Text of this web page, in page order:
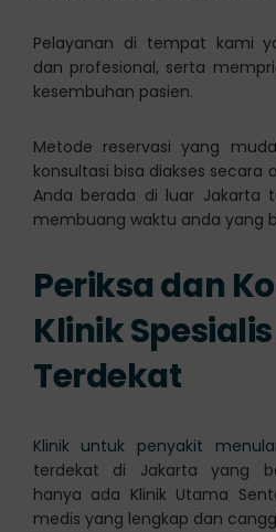
Pelayanan di tempat kami
dan profesional, serta
kesembuhan pasien.
Metode reservasi yang
konsultasi bisa diakses secara
Anda berada di luar Jakarta
membuang waktu anda yang
Periksa dan
Klinik
Terdekat
Klinik untuk penyakit
terdekat di Jakarta yang
hanya ada Klinik Utama
medis yang lengkap dan